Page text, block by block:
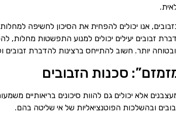
אנו יכולים להפחית את הסיכון לחשיפה
זבובים יעילים יכולים למנוע התפשטות מחלות,
יותר. חשוב להתייחס ברצינות להדברת זבובים
סכנות הזבובים
אלא יכולים גם להוות סיכונים בריאותיים
ובהשלכות הפוטנציאליות של אי שליטה בהם.